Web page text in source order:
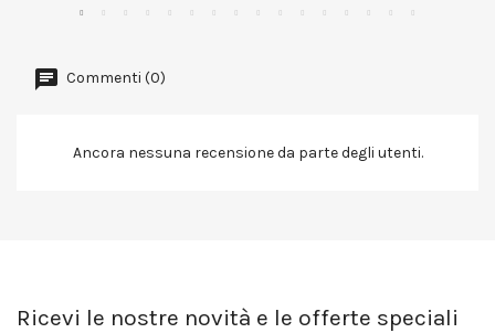
Commenti (0)
Ancora nessuna recensione da parte degli utenti.
Ricevi le nostre novità e le offerte speciali